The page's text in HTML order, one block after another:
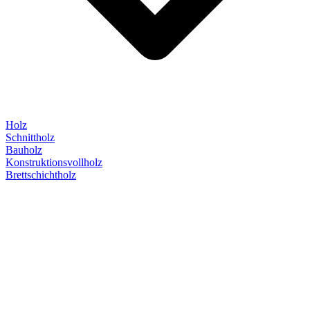
Holz
Schnittholz
Bauholz
Konstruktionsvollholz
Brettschichtholz